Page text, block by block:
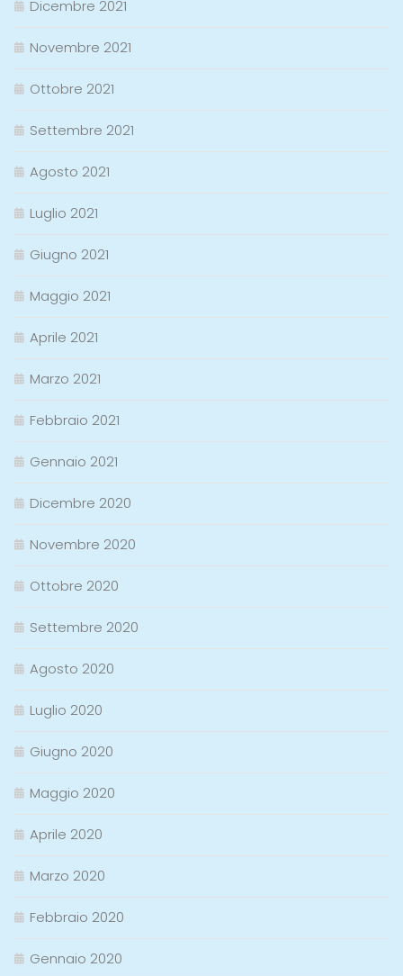
Dicembre 2021
Novembre 2021
Ottobre 2021
Settembre 2021
Agosto 2021
Luglio 2021
Giugno 2021
Maggio 2021
Aprile 2021
Marzo 2021
Febbraio 2021
Gennaio 2021
Dicembre 2020
Novembre 2020
Ottobre 2020
Settembre 2020
Agosto 2020
Luglio 2020
Giugno 2020
Maggio 2020
Aprile 2020
Marzo 2020
Febbraio 2020
Gennaio 2020